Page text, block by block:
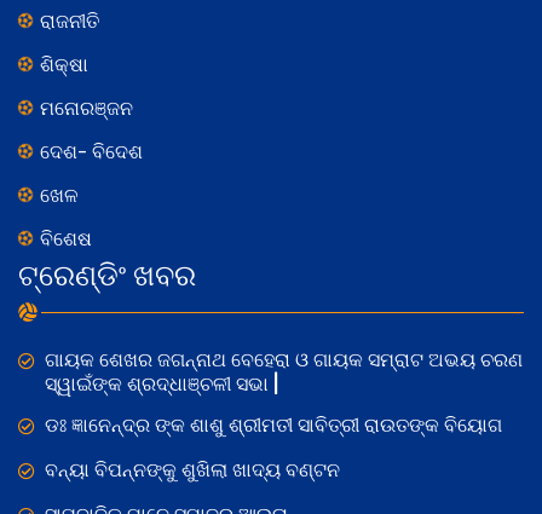
ରାଜନୀତି
ଶିକ୍ଷା
ମନୋରଞ୍ଜନ
ଦେଶ- ବିଦେଶ
ଖେଳ
ବିଶେଷ
ଟ୍ରେଣ୍ଡିଂ ଖବର
ଗାୟକ ଶେଖର ଜଗନ୍ନାଥ ବେହେରା ଓ ଗାୟକ ସମ୍ରାଟ ଅଭୟ ଚରଣ
ସ୍ୱାଇଁଙ୍କ ଶ୍ରଦ୍ଧାଞ୍ଚଳୀ ସଭା |
ଡଃ ଜ୍ଞାନେନ୍ଦ୍ର ଙ୍କ ଶାଶୁ ଶ୍ରୀମତୀ ସାବିତ୍ରୀ ରାଉତଙ୍କ ବିୟୋଗ
ବନ୍ୟା ବିପନ୍ନଙ୍କୁ ଶୁଖିଲା ଖାଦ୍ୟ ବଣ୍ଟନ